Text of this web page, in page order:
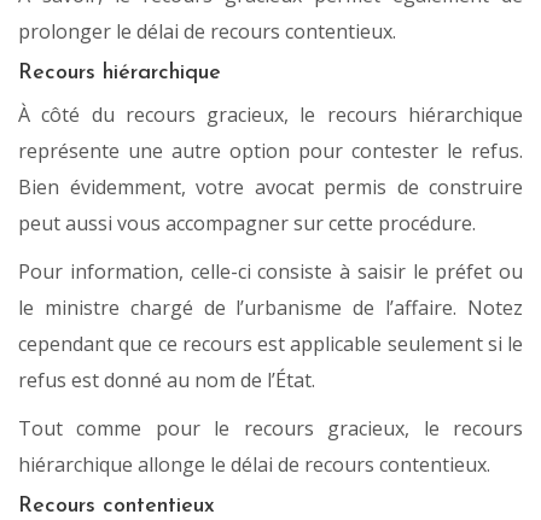
prolonger le délai de recours contentieux.
Recours hiérarchique
À côté du recours gracieux, le recours hiérarchique
représente une autre option pour contester le refus.
Bien évidemment, votre avocat permis de construire
peut aussi vous accompagner sur cette procédure.
Pour information, celle-ci consiste à saisir le préfet ou
le ministre chargé de l’urbanisme de l’affaire. Notez
cependant que ce recours est applicable seulement si le
refus est donné au nom de l’État.
Tout comme pour le recours gracieux, le recours
hiérarchique allonge le délai de recours contentieux.
Recours contentieux